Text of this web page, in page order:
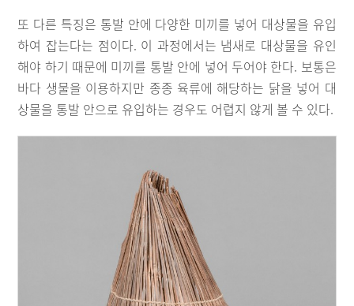
또 다른 특징은 통발 안에 다양한 미끼를 넣어 대상물을 유입
하여 잡는다는 점이다. 이 과정에서는 냄새로 대상물을 유인
해야 하기 때문에 미끼를 통발 안에 넣어 두어야 한다. 보통은
바다 생물을 이용하지만 종종 육류에 해당하는 닭을 넣어 대
상물을 통발 안으로 유입하는 경우도 어렵지 않게 볼 수 있다.